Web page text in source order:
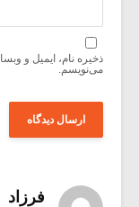
ذخیره نام، ایمیل و
می‌نویسم.
فرزاد